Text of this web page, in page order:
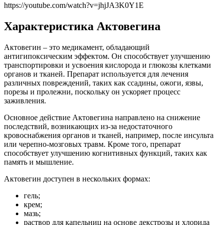
https://youtube.com/watch?v=jhjJA3K0Y1E
Характеристика Актовегина
Актовегин – это медикамент, обладающий
антигипоксическим эффектом. Он способствует улучшению
транспортировки и усвоения кислорода и глюкозы клетками
органов и тканей. Препарат используется для лечения
различных повреждений, таких как ссадины, ожоги, язвы,
порезы и пролежни, поскольку он ускоряет процесс
заживления.
Основное действие Актовегина направлено на снижение
последствий, возникающих из-за недостаточного
кровоснабжения органов и тканей, например, после инсульта
или черепно-мозговых травм. Кроме того, препарат
способствует улучшению когнитивных функций, таких как
память и мышление.
Актовегин доступен в нескольких формах:
гель;
крем;
мазь;
раствор для капельниц на основе декстрозы и хлорида